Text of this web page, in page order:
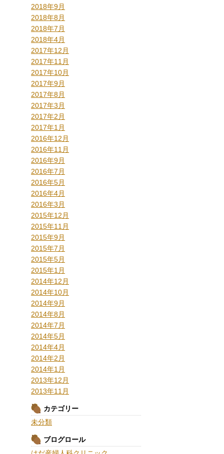
2018年9月
2018年8月
2018年7月
2018年4月
2017年12月
2017年11月
2017年10月
2017年9月
2017年8月
2017年3月
2017年2月
2017年1月
2016年12月
2016年11月
2016年9月
2016年7月
2016年5月
2016年4月
2016年3月
2015年12月
2015年11月
2015年9月
2015年7月
2015年5月
2015年1月
2014年12月
2014年10月
2014年9月
2014年8月
2014年7月
2014年5月
2014年4月
2014年2月
2014年1月
2013年12月
2013年11月
カテゴリー
未分類
ブログロール